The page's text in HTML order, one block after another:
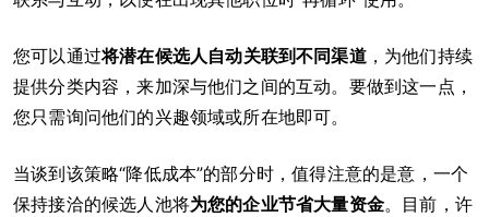
您可以通过将潜在候选人自动关联到不同渠道，为他们持续
提供分类内容，来加深与他们之间的互动。要做到这一点，
您只需询问他们的兴趣领域或所在地即可。
当谈到该策略“降低成本”的部分时，值得注意的是意，一个
保持接洽的候选人池将为您的企业节省大量资金。目前，许